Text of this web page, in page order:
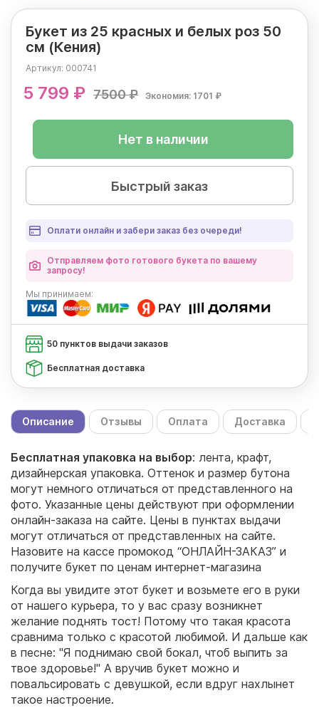
Букет из 25 красных и белых роз 50
см (Кения)
Артикул: 000741
5 799 ₽ 7500 ₽ Экономия: 1701 ₽
Нет в наличии
Быстрый заказ
Оплати онлайн и забери заказ без очереди!
Отправляем фото готового букета по вашему
запросу!
Мы принимаем:
50 пунктов выдачи заказов
Бесплатная доставка
Описание Отзывы Оплата Доставка
Бесплатная упаковка на выбор: лента, крафт,
дизайнерская упаковка. Оттенок и размер бутона
могут немного отличаться от представленного на
фото. Указанные цены действуют при оформлении
онлайн-заказа на сайте. Цены в пунктах выдачи
могут отличаться от представленных на сайте.
Назовите на кассе промокод “ОНЛАЙН-ЗАКАЗ” и
получите букет по ценам интернет-магазина
Когда вы увидите этот букет и возьмете его в руки
от нашего курьера, то у вас сразу возникнет
желание поднять тост! Потому что такая красота
сравнима только с красотой любимой. И дальше как
в песне: "Я поднимаю свой бокал, чтоб выпить за
твое здоровье!" А вручив букет можно и
повальсировать с девушкой, если вдруг нахлынет
такое настроение.